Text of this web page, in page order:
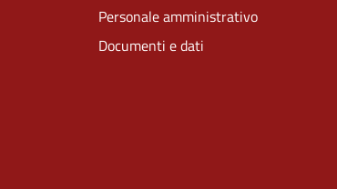
Personale amministrativo
Documenti e dati